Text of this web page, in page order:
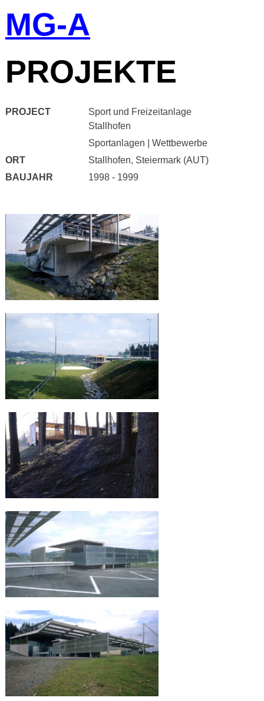
Skip
MG-A
PROJEKTE
PROJECT
Sport und Freizeitanlage
Stallhofen
Sportanlagen |Wettbewerbe
ORT
Stallhofen, Steiermark (AUT)
BAUJAHR
1998 - 1999